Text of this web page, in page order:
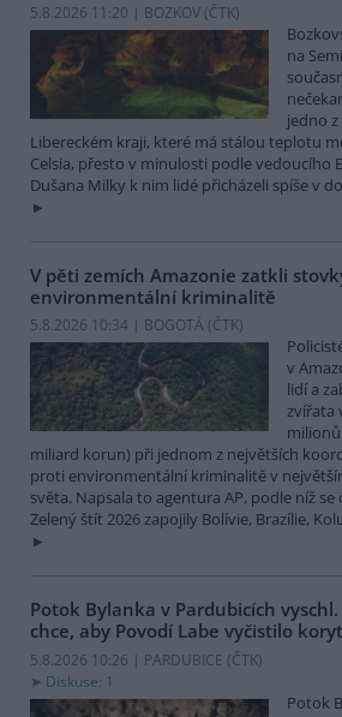
5.8.2026 11:20 | BOZKOV (ČTK)
na
jedno
Libereckém kraji, které má stálou teplotu
Celsia, přesto v minulosti podle vedoucího
Dušana Milky k nim lidé přicházeli spíše v
V pěti zemích Amazonie zatkli
environmentální kriminalitě
5.8.2026 10:34 | BOGOTÁ (ČTK)
v
lidí a
zvířata
miliard korun) při jednom z největších
proti environmentální kriminalitě v
světa. Napsala to agentura AP, podle níž
Zelený štít 2026 zapojily Bolívie, Brazílie,
Potok Bylanka v Pardubicích
chce, aby Povodí Labe vyčistilo
5.8.2026 10:26 | PARDUBICE (ČTK)
Diskuse: 1
Potok